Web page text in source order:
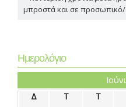
μπροστά και σε
Ημερολόγιο
Δ
Τ Τ